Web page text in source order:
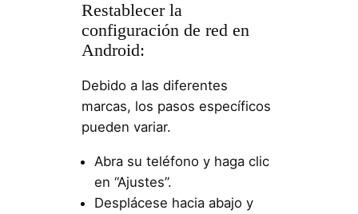
Restablecer la
configuración de red en
Android:
Debido a las diferentes
marcas, los pasos específicos
pueden variar.
Abra su teléfono y haga clic
en “Ajustes”.
Desplácese hacia abajo y